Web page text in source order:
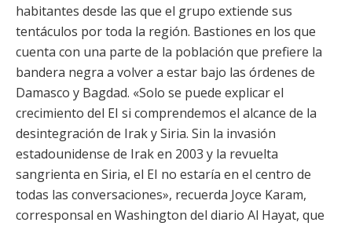
habitantes desde las que el grupo extiende sus
tentáculos por toda la región. Bastiones en los que
cuenta con una parte de la población que prefiere la
bandera negra a volver a estar bajo las órdenes de
Damasco y Bagdad. «Solo se puede explicar el
crecimiento del EI si comprendemos el alcance de la
desintegración de Irak y Siria. Sin la invasión
estadounidense de Irak en 2003 y la revuelta
sangrienta en Siria, el EI no estaría en el centro de
todas las conversaciones», recuerda Joyce Karam,
corresponsal en Washington del diario Al Hayat, que